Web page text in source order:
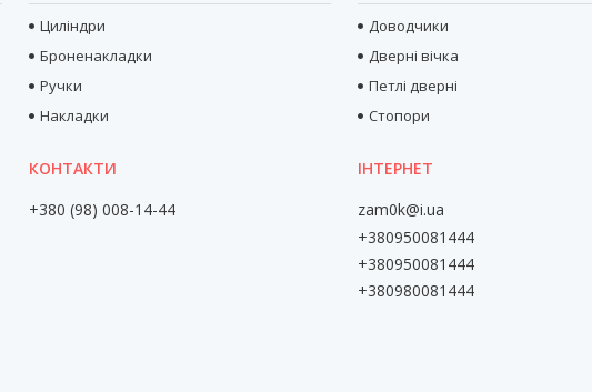
Циліндри
Броненакладки
Ручки
Накладки
Доводчики
Дверні вічка
Петлі дверні
Стопори
+380 (98) 008-14-44
zam0k@i.ua
+380950081444
+380950081444
+380980081444